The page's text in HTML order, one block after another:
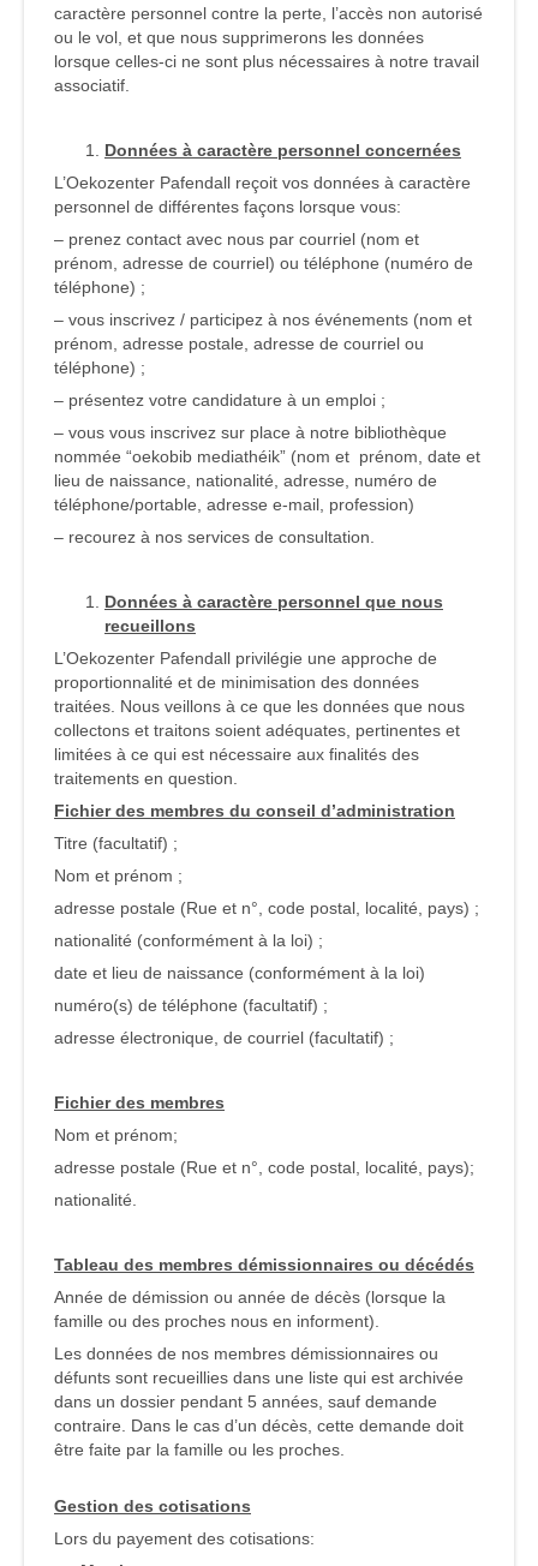
caractère personnel contre la perte, l’accès non autorisé
ou le vol, et que nous supprimerons les données
lorsque celles-ci ne sont plus nécessaires à notre travail
associatif.
Données à caractère personnel concernées
L’Oekozenter Pafendall reçoit vos données à caractère
personnel de différentes façons lorsque vous:
– prenez contact avec nous par courriel (nom et
prénom, adresse de courriel) ou téléphone (numéro de
téléphone) ;
– vous inscrivez / participez à nos événements (nom et
prénom, adresse postale, adresse de courriel ou
téléphone) ;
– présentez votre candidature à un emploi ;
– vous vous inscrivez sur place à notre bibliothèque
nommée “oekobib mediathéik” (nom et prénom, date et
lieu de naissance, nationalité, adresse, numéro de
téléphone/portable, adresse e-mail, profession)
– recourez à nos services de consultation.
Données à caractère personnel que nous
recueillons
L’Oekozenter Pafendall privilégie une approche de
proportionnalité et de minimisation des données
traitées. Nous veillons à ce que les données que nous
collectons et traitons soient adéquates, pertinentes et
limitées à ce qui est nécessaire aux finalités des
traitements en question.
Fichier des membres du conseil d’administration
Titre (facultatif) ;
Nom et prénom ;
adresse postale (Rue et n°, code postal, localité, pays) ;
nationalité (conformément à la loi) ;
date et lieu de naissance (conformément à la loi)
numéro(s) de téléphone (facultatif) ;
adresse électronique, de courriel (facultatif) ;
Fichier des membres
Nom et prénom;
adresse postale (Rue et n°, code postal, localité, pays);
nationalité.
Tableau des membres démissionnaires ou décédés
Année de démission ou année de décès (lorsque la
famille ou des proches nous en informent).
Les données de nos membres démissionnaires ou
défunts sont recueillies dans une liste qui est archivée
dans un dossier pendant 5 années, sauf demande
contraire. Dans le cas d’un décès, cette demande doit
être faite par la famille ou les proches.
Gestion des cotisations
Lors du payement des cotisations: